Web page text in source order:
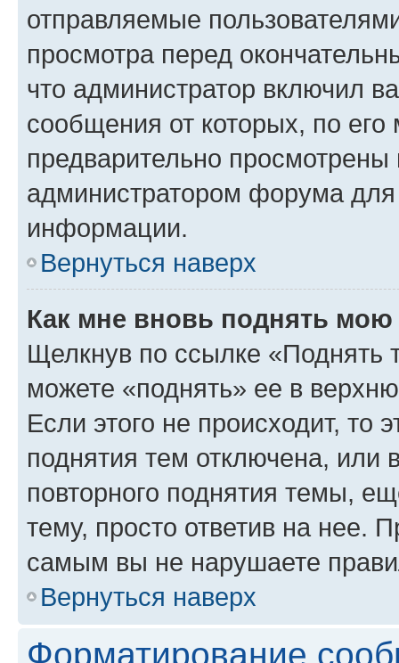
отправляемые
просмотра перед
что администратор включил
сообщения от которых, по
предварительно
администратором форума
информации.
Вернуться наверх
Как мне вновь поднять мою
Щелкнув по ссылке «Поднять
можете «поднять» ее в
Если этого не происходит, то
поднятия тем отключена, или
повторного поднятия темы,
тему, просто ответив на нее.
самым вы не нарушаете
Вернуться наверх
Форматирование